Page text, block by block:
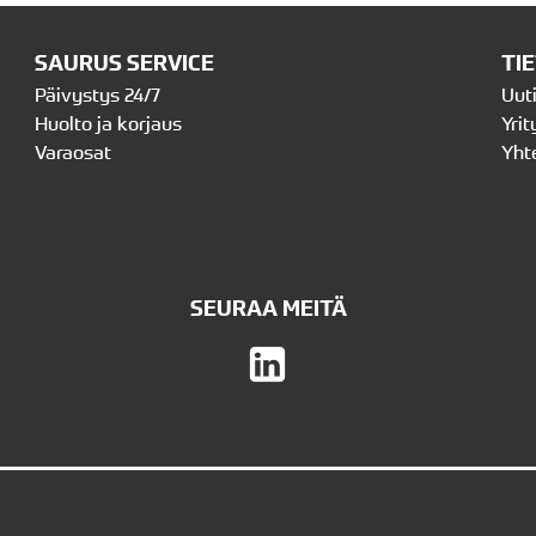
SAURUS SERVICE
Päivystys 24/7
Huolto ja korjaus
Varaosat
SEURAA MEITÄ